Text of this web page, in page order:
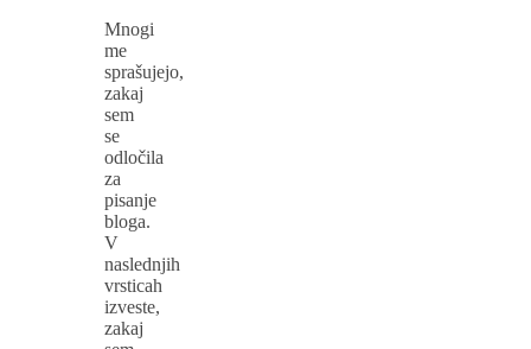
Mnogi
me
sprašujejo,
zakaj
sem
se
odločila
za
pisanje
bloga.
V
naslednjih
vrsticah
izveste,
zakaj